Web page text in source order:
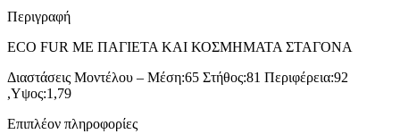
Περιγραφή
ECO FUR ΜΕ ΠΑΓΙΕΤΑ ΚΑΙ ΚΟΣΜΗΜΑΤΑ ΣΤΑΓΟΝΑ
Διαστάσεις Μοντέλου – Μέση:65 Στήθος:81 Περιφέρεια:92
,Υψος:1,79
Επιπλέον πληροφορίες